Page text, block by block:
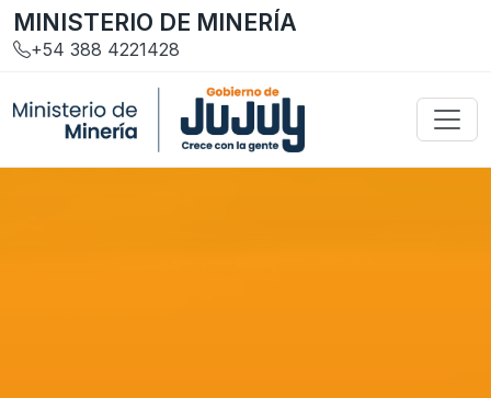
MINISTERIO DE MINERÍA
+54 388 4221428